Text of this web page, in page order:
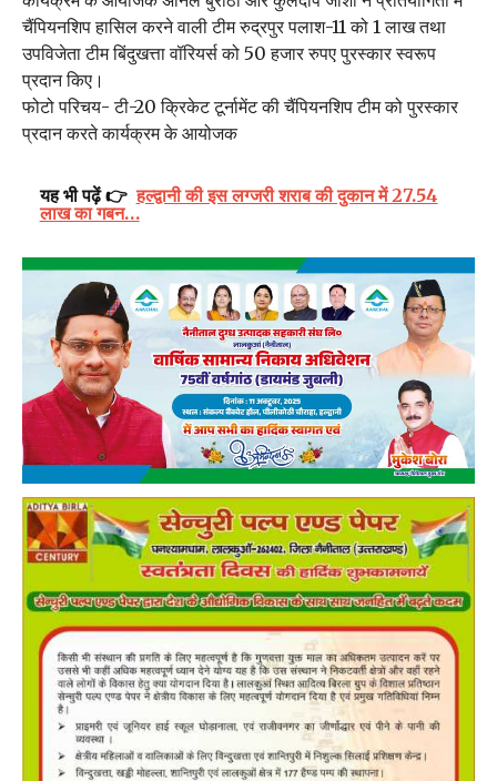
चैंपियनशिप हासिल करने वाली टीम रुद्रपुर पलाश-11 को 1 लाख तथा
उपविजेता टीम बिंदुखत्ता वॉरियर्स को 50 हजार रुपए पुरस्कार स्वरूप
प्रदान किए।
फोटो परिचय- टी-20 क्रिकेट टूर्नामेंट की चैंपियनशिप टीम को पुरस्कार
प्रदान करते कार्यक्रम के आयोजक
यह भी पढ़ें 👉 हल्द्वानी की इस लग्जरी शराब की दुकान में 27.54
लाख का गबन…